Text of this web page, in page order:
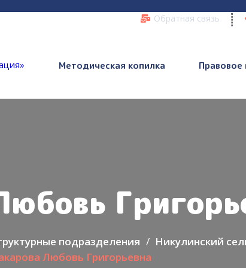
Обратная связь
Методическая копилка Правовое
подразделения
Никулинский
Любовь Григорьевна